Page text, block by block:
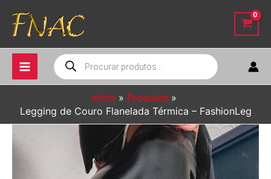
para
conteúdo
Pesquisar
produtos
Início
Produtos
Legging de Couro Flanelada Térmica – FashionLeg